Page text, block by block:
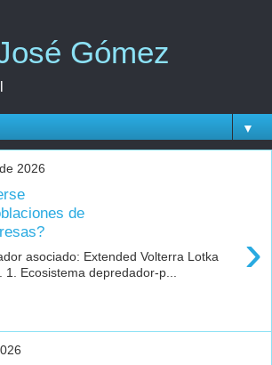
Gómez
▼
2026
de
›
asociado: Extended Volterra Lotka
1. Ecosistema depredador-p...